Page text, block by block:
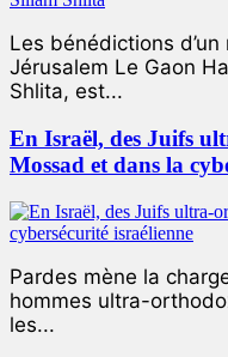
Les bénédictions
Jérusalem Le Gaon
Shlita, est...
En Israël, des Juifs
Mossad et dans la
Pardes mène la
hommes ultra-
les...